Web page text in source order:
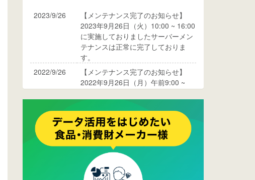
2023/9/26
【メンテナンス完了のお知らせ】
2023年9月26日（火）10:00 ~ 16:00
に実施しておりましたサーバーメン
テナンスは正常に完了しておりま
す。
2022/9/26
【メンテナンス完了のお知らせ】
2022年9月26日（月）午前9:00 ~
ります。
2017/05/17
ウレコンでブログ掲載が始まりまし
た。ぜひご覧ください。
ウレコンのサイト機能を大幅バージ
ョンアップ。詳細はこちら。⇒
ページへ